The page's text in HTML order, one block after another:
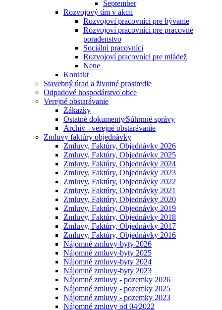
September
Rozvojový tím v akcii
Rozvojoví pracovníci pre bývanie
Rozvojoví pracovníci pre pracovné
poradenstvo
Sociálni pracovníci
Rozvojoví pracovníci pre mládež
Nene
Kontakt
Stavebný úrad a životné prostredie
Odpadové hospodárstvo obce
Verejné obstarávanie
Zákazky
Ostatné dokumenty⁄Súhrnné správy
Archiv - verejné obstarávanie
Zmluvy faktúry objednávky
Zmluvy, Faktúry, Objednávky 2026
Zmluvy, Faktúry, Objednávky 2025
Zmluvy, Faktúry, Objednávky 2024
Zmluvy, Faktúry, Objednávky 2023
Zmluvy, Faktúry, Objednávky 2022
Zmluvy, Faktúry, Objednávky 2021
Zmluvy, Faktúry, Objednávky 2020
Zmluvy, Faktúry, Objednávky 2019
Zmluvy, Faktúry, Objednávky 2018
Zmluvy, Faktúry, Objednávky 2017
Zmluvy, Faktúry, Objednávky 2016
Nájomné zmluvy-byty 2026
Nájomné zmluvy-byty 2025
Nájomné zmluvy-byty 2024
Nájomné zmluvy-byty 2023
Nájomné zmluvy - pozemky 2026
Nájomné zmluvy - pozemky 2025
Nájomné zmluvy - pozemky 2023
Nájomné zmluvy od 04⁄2022